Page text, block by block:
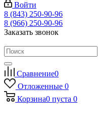
Войти
8 (843) 250-90-96
8 (966) 250-90-96
Заказать звонок
Сравнение0
Отложенные 0
Корзина0 пуста 0